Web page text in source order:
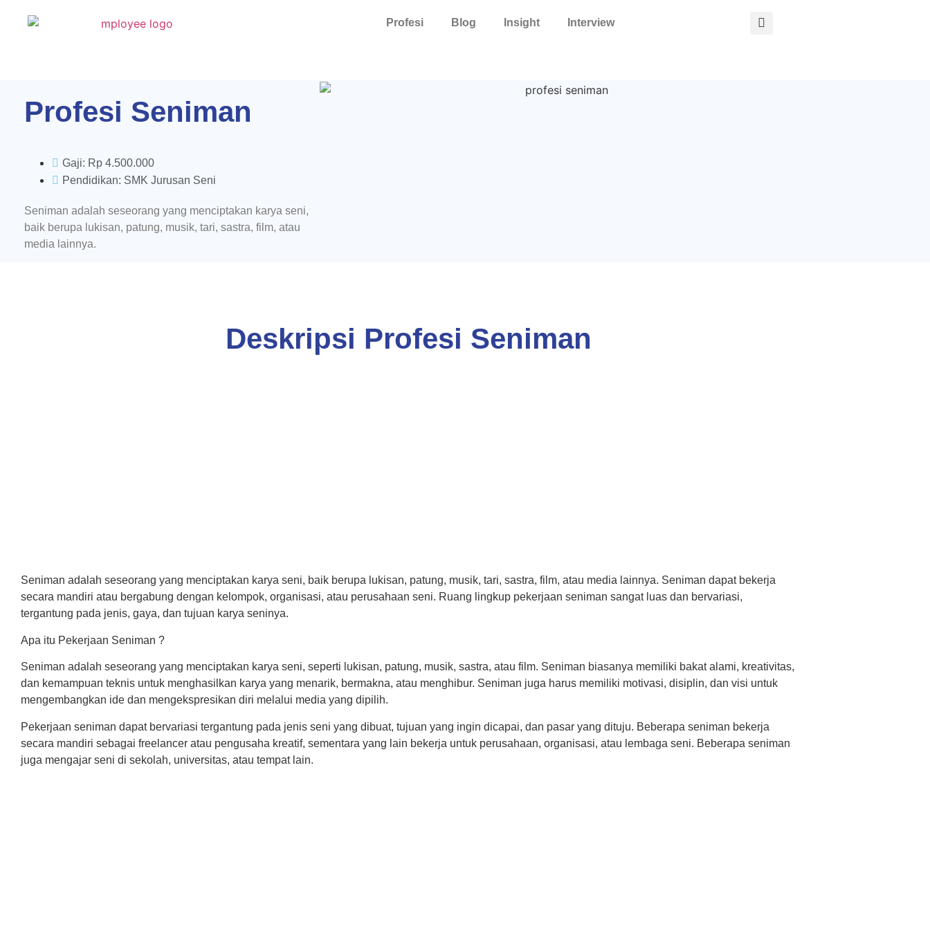
Profesi Blog Insight Interview
Profesi Seniman
Gaji: Rp 4.500.000
Pendidikan: SMK Jurusan Seni
Seniman adalah seseorang yang menciptakan karya seni,
baik berupa lukisan, patung, musik, tari, sastra, film, atau
media lainnya.
Deskripsi Profesi Seniman
Seniman adalah seseorang yang menciptakan karya seni, baik berupa lukisan, patung, musik, tari, sastra, film, atau media lainnya. Seniman dapat bekerja
secara mandiri atau bergabung dengan kelompok, organisasi, atau perusahaan seni. Ruang lingkup pekerjaan seniman sangat luas dan bervariasi,
tergantung pada jenis, gaya, dan tujuan karya seninya.
Apa itu Pekerjaan Seniman ?
Seniman adalah seseorang yang menciptakan karya seni, seperti lukisan, patung, musik, sastra, atau film. Seniman biasanya memiliki bakat alami, kreativitas,
dan kemampuan teknis untuk menghasilkan karya yang menarik, bermakna, atau menghibur. Seniman juga harus memiliki motivasi, disiplin, dan visi untuk
mengembangkan ide dan mengekspresikan diri melalui media yang dipilih.
Pekerjaan seniman dapat bervariasi tergantung pada jenis seni yang dibuat, tujuan yang ingin dicapai, dan pasar yang dituju. Beberapa seniman bekerja
secara mandiri sebagai freelancer atau pengusaha kreatif, sementara yang lain bekerja untuk perusahaan, organisasi, atau lembaga seni. Beberapa seniman
juga mengajar seni di sekolah, universitas, atau tempat lain.